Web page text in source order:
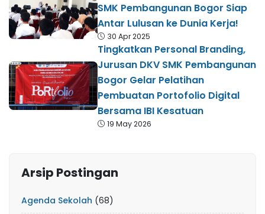
SMK Pembangunan Bogor Siap
Antar Lulusan ke Dunia Kerja!
30 Apr 2025
Tingkatkan Personal Branding,
Jurusan DKV SMK Pembangunan
Bogor Gelar Pelatihan
Pembuatan Portofolio Digital
Bersama IBI Kesatuan
19 May 2026
Arsip Postingan
Agenda Sekolah (68)